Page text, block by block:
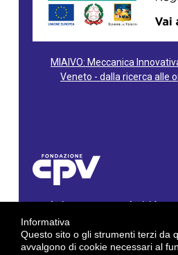
MIAIVO: Meccanica
Veneto - dalla ricerca alle
Via Gioacchino Rossini, 60 - 36100
Tel. 0444/960500 - Fax 0444/1932220
C.F. e P. IVA: 02429800242
Informativa
Questo sito o gli strumenti terzi da
avvalgono di cookie necessari al